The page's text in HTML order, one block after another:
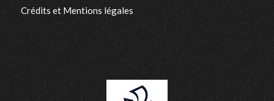
Crédits et Mentions légales